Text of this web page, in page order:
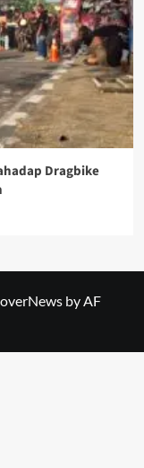
Dragbike
by AF